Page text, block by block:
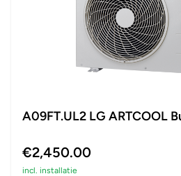
A09FT.UL2 LG ARTCOOL
€2,450.00
incl. installatie